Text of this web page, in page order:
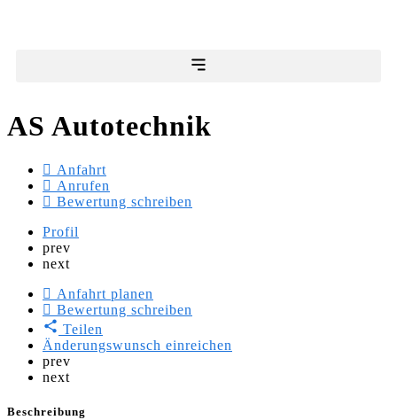
AS Autotechnik
Anfahrt
Anrufen
Bewertung schreiben
Profil
prev
next
Anfahrt planen
Bewertung schreiben
Teilen
Änderungswunsch einreichen
prev
next
Beschreibung